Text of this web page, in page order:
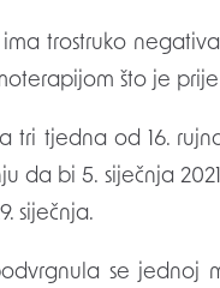
trostruko
što je
tri tjedna od 16.
da bi 5. siječnja
siječnja.
se jednoj